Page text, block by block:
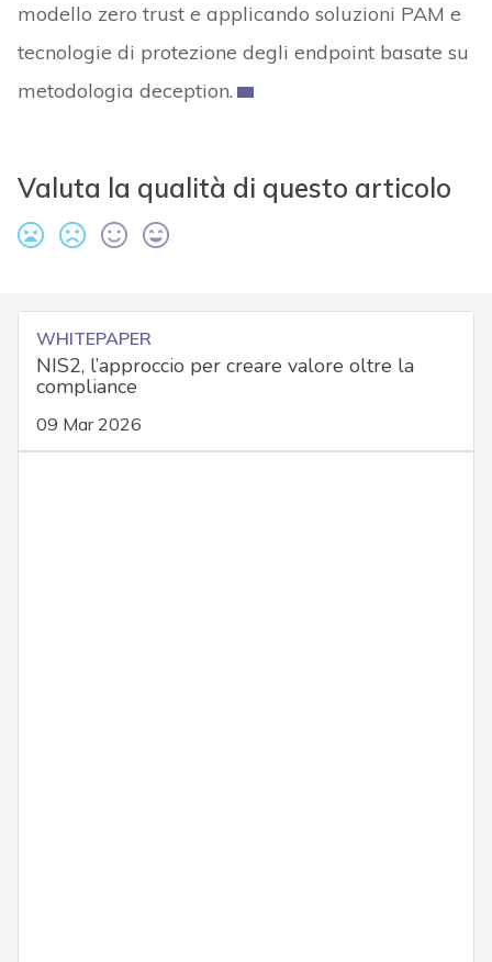
modello zero trust e applicando soluzioni PAM e
tecnologie di protezione degli endpoint basate su
metodologia deception.
Valuta la qualità di questo articolo
WHITEPAPER
NIS2, l’approccio per creare valore oltre la
compliance
09 Mar 2026